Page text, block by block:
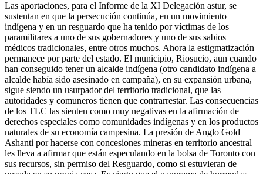
Las aportaciones, para el Informe de la XI Delegación astur, se
sustentan en que la persecución continúa, en un movimiento
indígena y en un resguardo que ha tenido por víctimas de los
paramilitares a uno de sus gobernadores y uno de sus sabios
médicos tradicionales, entre otros muchos. Ahora la estigmatización
permanece por parte del estado. El municipio, Riosucio, aun cuando
han conseguido tener un alcalde indígena (otro candidato indígena a
alcalde había sido asesinado en campaña), en su expansión urbana,
sigue siendo un usurpador del territorio tradicional, que las
autoridades y comuneros tienen que contrarrestar. Las consecuencias
de los TLC las sienten como muy negativas en la afirmación de
derechos especiales como comunidades indígenas y en los productos
naturales de su economía campesina. La presión de Anglo Gold
Ashanti por hacerse con concesiones mineras en territorio ancestral
les lleva a afirmar que están especulando en la bolsa de Toronto con
sus recursos, sin permiso del Resguardo, como si estuvieran de